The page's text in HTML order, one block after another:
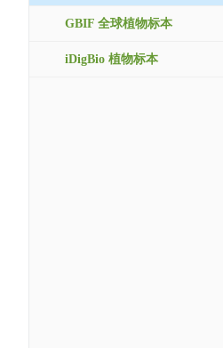
GBIF 全球植物标本
iDigBio 植物标本